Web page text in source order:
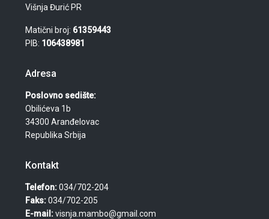
Višnja Đurić PR
Matični broj: 61359443
PIB: 106438981
Adresa
Poslovno sedište:
Obilićeva 1b
34300 Aranđelovac
Republika Srbija
Kontakt
Telefon:034/702-204
Faks:034/702-205
E-mail:visnja.mambo@gmail.com